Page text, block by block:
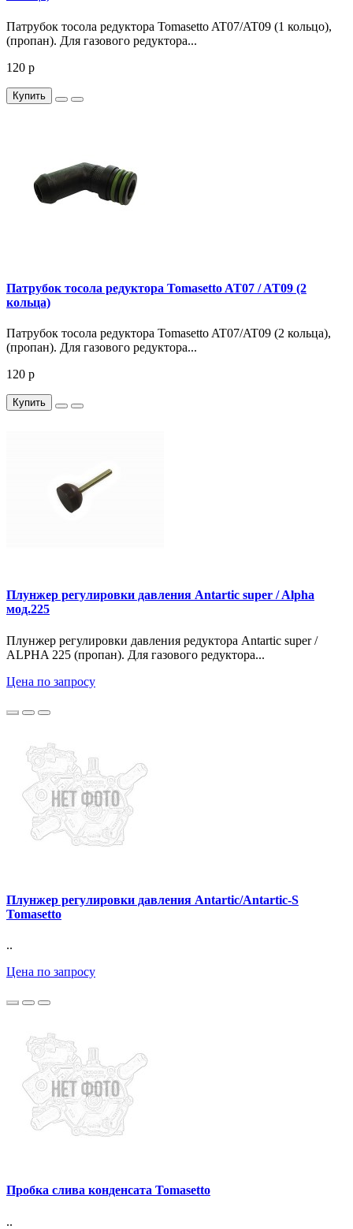
Патрубок тосола редуктора Tomasetto AT07/AT09 (1 кольцо),
(пропан). Для газового редуктора...
120 р
Купить
Патрубок тосола редуктора Tomasetto AT07 / AT09 (2
кольца)
Патрубок тосола редуктора Tomasetto AT07/AT09 (2 кольца),
(пропан). Для газового редуктора...
120 р
Купить
Плунжер регулировки давления Antartic super / Alpha
мод.225
Плунжер регулировки давления редуктора Antartic super /
ALPHA 225 (пропан). Для газового редуктора...
Цена по запросу
Плунжер регулировки давления Antartic/Antartic-S
Tomasetto
..
Цена по запросу
Пробка слива конденсата Tomasetto
..